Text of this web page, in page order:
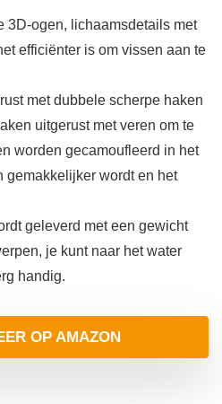
3D-ogen, lichaamsdetails met
efficiënter is om vissen aan te
met dubbele scherpe haken
uitgerust met veren om te
worden gecamoufleerd in het
gemakkelijker wordt en het
geleverd met een gewicht
je kunt naar het water
handig.
OP AMAZON